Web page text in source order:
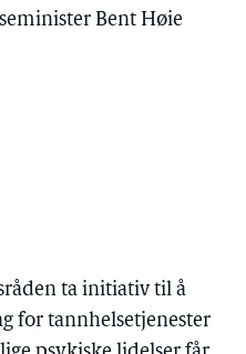
Bent Høie
ta initiativ til å
for tannhelsetjenester